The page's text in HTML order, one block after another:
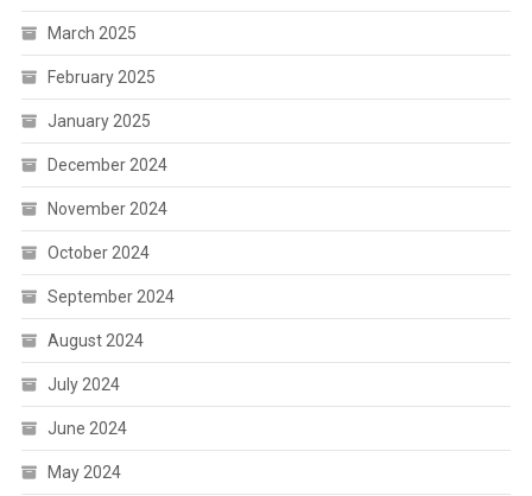
March 2025
February 2025
January 2025
December 2024
November 2024
October 2024
September 2024
August 2024
July 2024
June 2024
May 2024